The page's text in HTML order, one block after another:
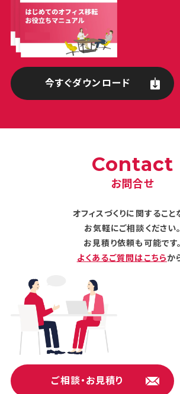
今すぐダウンロード
Contact
お問合せ
オフィスづくりに関すること
お気軽にご相談ください。
お見積り依頼も可能です。
よくあるご質問はこちらか
ご相談・お見積り